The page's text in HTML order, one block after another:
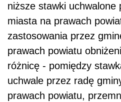
niższe stawki uchwalone
miasta na prawach
zastosowania przez
prawach powiatu
różnicę - pomiędzy
uchwale przez radę
prawach powiatu,